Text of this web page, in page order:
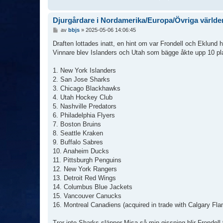
Djurgårdare i Nordamerika/Europa/Övriga
l
g
av bbjs» 2025-05-06 14:06:45
Draften lottades inatt, en hint om var Frondell och Eklund
Vinnare blev Islanders och Utah som bägge åkte upp 10
1. New York Islanders
2. San Jose Sharks
3. Chicago Blackhawks
4. Utah Hockey Club
5. Nashville Predators
6. Philadelphia Flyers
7. Boston Bruins
8. Seattle Kraken
9. Buffalo Sabres
10. Anaheim Ducks
11. Pittsburgh Penguins
12. New York Rangers
13. Detroit Red Wings
14. Columbus Blue Jackets
15. Vancouver Canucks
16. Montreal Canadiens (acquired in trade with Calgary